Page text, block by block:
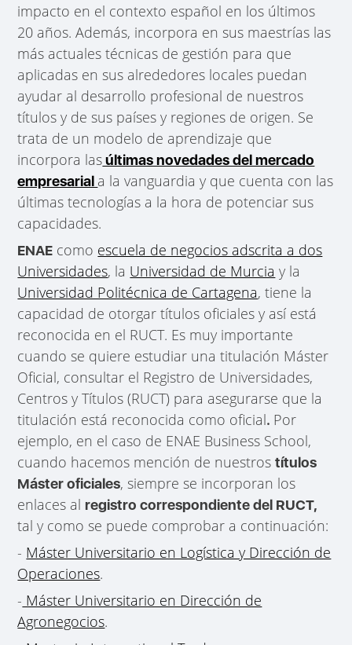
impacto en el contexto español en los últimos
20 años. Además, incorpora en sus maestrías las
más actuales técnicas de gestión para que
aplicadas en sus alrededores locales puedan
ayudar al desarrollo profesional de nuestros
títulos y de sus países y regiones de origen. Se
trata de un modelo de aprendizaje que
incorpora lasúltimas novedades del mercado
empresarial a la vanguardia y que cuenta con las
últimas tecnologías a la hora de potenciar sus
capacidades.
ENAE como escuela de negocios adscrita a dos
Universidades, la Universidad de Murcia y la
Universidad Politécnica de Cartagena, tiene la
capacidad de otorgar títulos oficiales y así está
reconocida en el RUCT. Es muy importante
cuando se quiere estudiar una titulación Máster
Oficial, consultar el Registro de Universidades,
Centros y Títulos (RUCT) para asegurarse que la
titulación está reconocida como oficial. Por
ejemplo, en el caso de ENAE Business School,
cuando hacemos mención de nuestrostítulos
Máster oficiales, siempre se incorporan los
enlaces alregistro correspondiente del RUCT,
tal y como se puede comprobar a continuación:
- Máster Universitario en Logística y Dirección de
Operaciones.
- Máster Universitario en Dirección de
Agronegocios.